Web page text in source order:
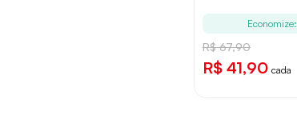
Economize:
R$ 67,90
R$ 41,90 cada